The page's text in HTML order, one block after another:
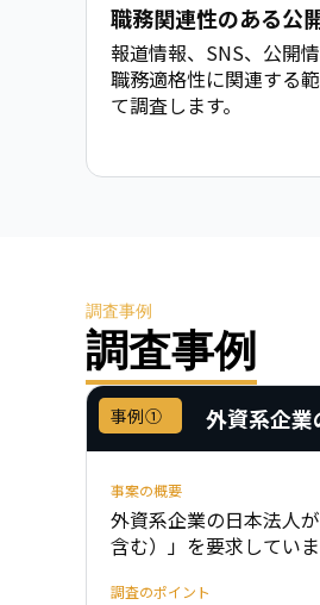
職務関連性のある公
報道情報、SNS、公開情
職務適格性に関連する
て調査します。
調査事例
調査事例
事例① 外資系企
事案の概要
外資系企業の日本法人
含む）」を要求していま
調査のポイント